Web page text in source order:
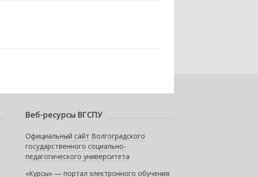
Веб-ресурсы ВГСПУ
Официальный сайт Волгоградского
государственного социально-
педагогического университета
«Курсы» — портал электронного обучения